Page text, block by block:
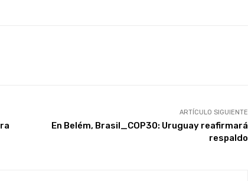
ARTÍCULO SIGUIENTE
En Belém, Brasil_COP30: Uruguay reafirmará
respaldo